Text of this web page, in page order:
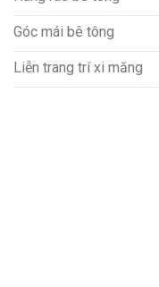
Góc mái bê tông
Liễn trang trí xi măng